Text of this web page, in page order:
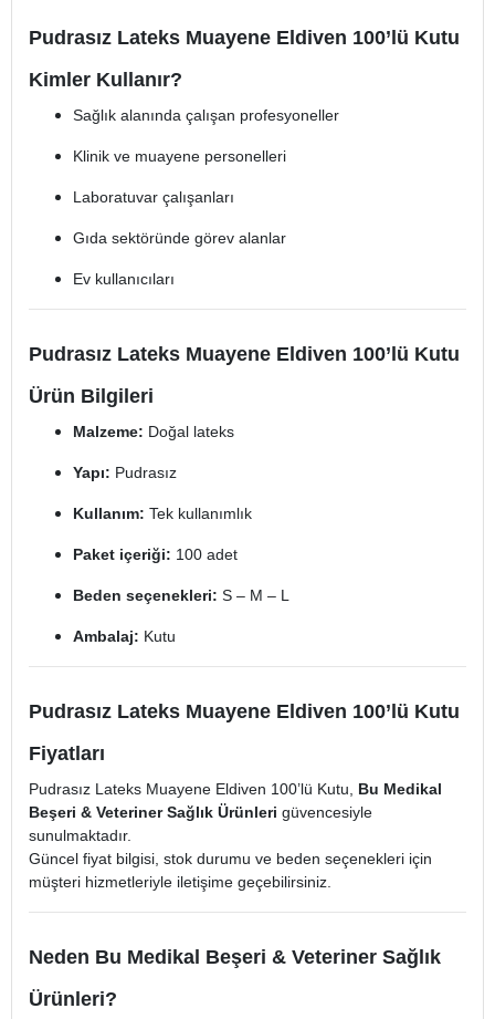
Pudrasız Lateks Muayene Eldiven 100’lü Kutu
Kimler Kullanır?
Sağlık alanında çalışan profesyoneller
Klinik ve muayene personelleri
Laboratuvar çalışanları
Gıda sektöründe görev alanlar
Ev kullanıcıları
Pudrasız Lateks Muayene Eldiven 100’lü Kutu
Ürün Bilgileri
Malzeme: Doğal lateks
Yapı: Pudrasız
Kullanım: Tek kullanımlık
Paket içeriği: 100 adet
Beden seçenekleri: S – M – L
Ambalaj: Kutu
Pudrasız Lateks Muayene Eldiven 100’lü Kutu
Fiyatları
Pudrasız Lateks Muayene Eldiven 100’lü Kutu, Bu Medikal
Beşeri & Veteriner Sağlık Ürünleri güvencesiyle
sunulmaktadır.
Güncel fiyat bilgisi, stok durumu ve beden seçenekleri için
müşteri hizmetleriyle iletişime geçebilirsiniz.
Neden Bu Medikal Beşeri & Veteriner Sağlık
Ürünleri?